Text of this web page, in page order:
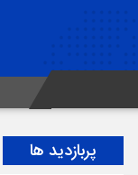
پربازدید ها